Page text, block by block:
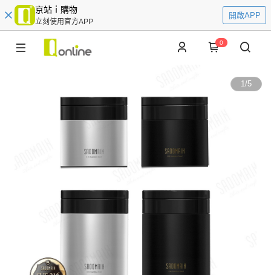
京站ｉ購物
立刻使用官方APP
開啟APP
0
1/5